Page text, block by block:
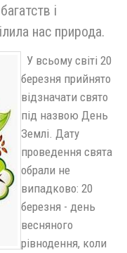
і
нас природа.
У всьому світі 20
березня прийнято
відзначати свято
під назвою День
Землі. Дату
проведення свята
обрали не
випадково: 20
березня - день
весняного
рівнодення, коли